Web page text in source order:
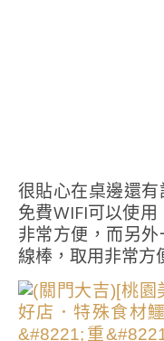
很貼心在桌邊還
免費WIFI可以使
非常方便，而另
線棒，取用非常方